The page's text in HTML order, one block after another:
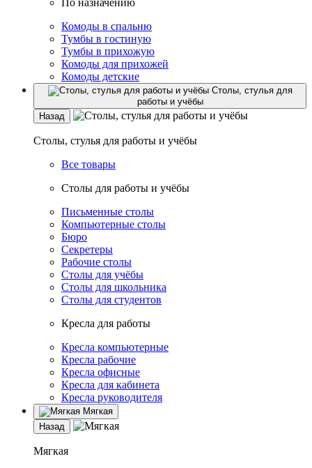
По назначению
Комоды в спальню
Тумбы в гостиную
Тумбы в прихожую
Комоды для прихожей
Комоды детские
Столы, стулья для
работы и учёбы
Назад
Столы, стулья для работы и учёбы
Все товары
Столы для работы и учёбы
Письменные столы
Компьютерные столы
Бюро
Секретеры
Рабочие столы
Столы для учёбы
Столы для школьника
Столы для студентов
Кресла для работы
Кресла компьютерные
Кресла рабочие
Кресла офисные
Кресла для кабинета
Кресла руководителя
Мягкая
Назад
Мягкая